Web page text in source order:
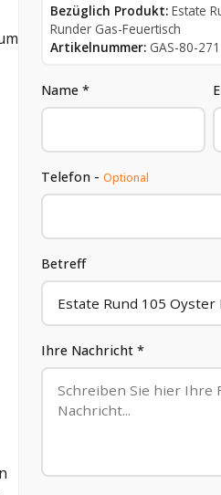
Bezüglich Produkt: Estate
Runder Gas-Feuertisch
Artikelnummer: GAS-80-271
Name *
Telefon -Optional
Betreff
Ihre Nachricht *